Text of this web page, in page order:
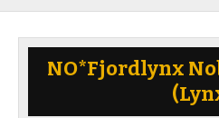
NO*Fjordlynx